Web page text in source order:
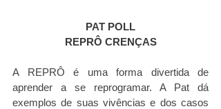
PAT POLL
REPRÔ CRENÇAS
A REPRÔ é uma forma divertida de
aprender a se reprogramar. A Pat dá
exemplos de suas vivências e dos casos